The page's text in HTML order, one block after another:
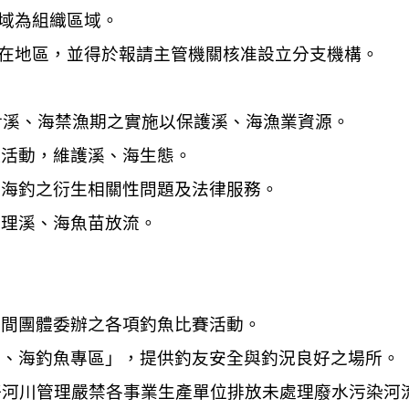
為組織區域。
地區 ， 並得於報請主管機關核准設立分支機構。
、 海禁漁期之實施以保護溪 、 海漁業資源 。
動，維護溪、海生態。
釣之衍生相關性問題及法律服務。
溪 、海魚苗放流 。
團體委辦之各項釣魚比賽活動 。
海釣魚專區」，提供釣友安全與釣況良好之場所。
川管理嚴禁各事業生產單位排放未處理廢水污染